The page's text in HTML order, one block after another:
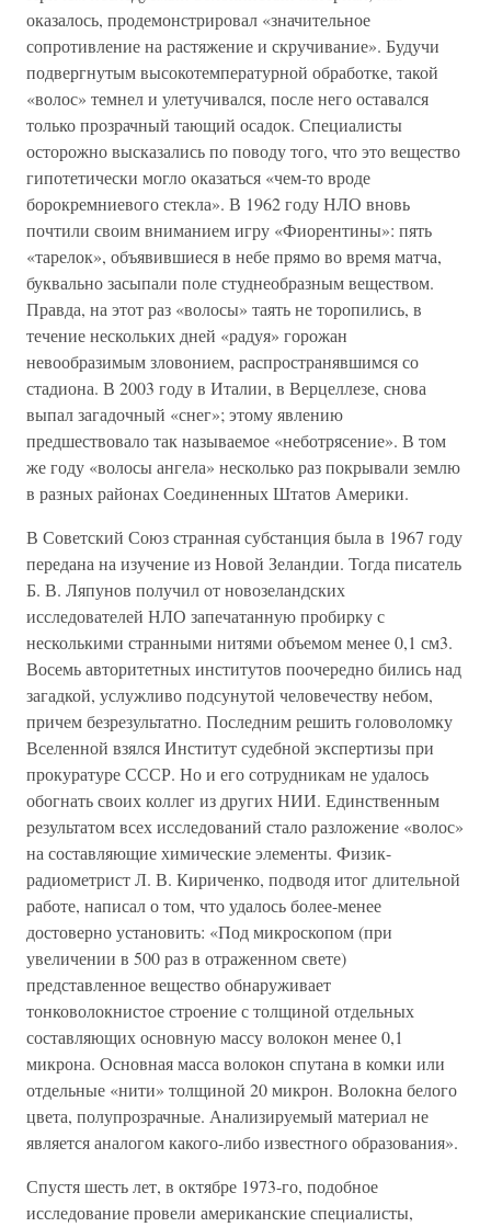
оказалось, продемонстрировал «значительное
сопротивление на растяжение и скручивание». Будучи
подвергнутым высокотемпературной обработке, такой
«волос» темнел и улетучивался, после него оставался
только прозрачный тающий осадок. Специалисты
осторожно высказались по поводу того, что это вещество
гипотетически могло оказаться «чем-то вроде
борокремниевого стекла». В 1962 году НЛО вновь
почтили своим вниманием игру «Фиорентины»: пять
«тарелок», объявившиеся в небе прямо во время матча,
буквально засыпали поле студнеобразным веществом.
Правда, на этот раз «волосы» таять не торопились, в
течение нескольких дней «радуя» горожан
невообразимым зловонием, распространявшимся со
стадиона. В 2003 году в Италии, в Верцеллезе, снова
выпал загадочный «снег»; этому явлению
предшествовало так называемое «неботрясение». В том
же году «волосы ангела» несколько раз покрывали землю
в разных районах Соединенных Штатов Америки.
В Советский Союз странная субстанция была в 1967 году
передана на изучение из Новой Зеландии. Тогда писатель
Б. В. Ляпунов получил от новозеландских
исследователей НЛО запечатанную пробирку с
несколькими странными нитями объемом менее 0,1 см3.
Восемь авторитетных институтов поочередно бились над
загадкой, услужливо подсунутой человечеству небом,
причем безрезультатно. Последним решить головоломку
Вселенной взялся Институт судебной экспертизы при
прокуратуре СССР. Но и его сотрудникам не удалось
обогнать своих коллег из других НИИ. Единственным
результатом всех исследований стало разложение «волос»
на составляющие химические элементы. Физик-
радиометрист Л. В. Кириченко, подводя итог длительной
работе, написал о том, что удалось более-менее
достоверно установить: «Под микроскопом (при
увеличении в 500 раз в отраженном свете)
представленное вещество обнаруживает
тонковолокнистое строение с толщиной отдельных
составляющих основную массу волокон менее 0,1
микрона. Основная масса волокон спутана в комки или
отдельные «нити» толщиной 20 микрон. Волокна белого
цвета, полупрозрачные. Анализируемый материал не
является аналогом какого-либо известного образования».
Спустя шесть лет, в октябре 1973-го, подобное
исследование провели американские специалисты,